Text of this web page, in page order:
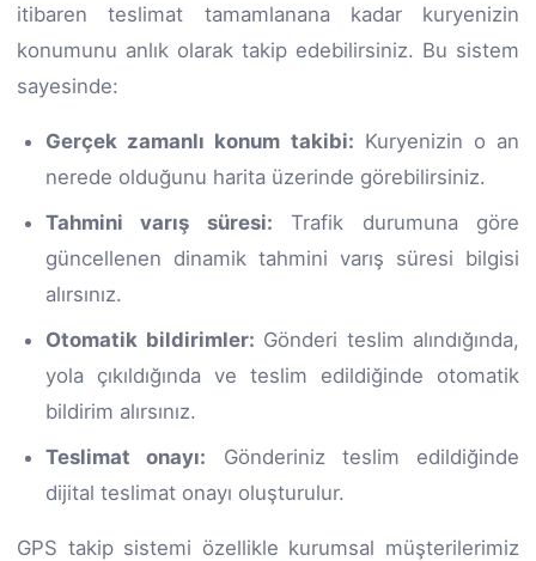
itibaren teslimat tamamlanana kadar kuryenizin
konumunu anlık olarak takip edebilirsiniz. Bu sistem
sayesinde:
Gerçek zamanlı konum takibi: Kuryenizin o an
nerede olduğunu harita üzerinde görebilirsiniz.
Tahmini varış süresi: Trafik durumuna göre
güncellenen dinamik tahmini varış süresi bilgisi
alırsınız.
Otomatik bildirimler: Gönderi teslim alındığında,
yola çıkıldığında ve teslim edildiğinde otomatik
bildirim alırsınız.
Teslimat onayı: Gönderiniz teslim edildiğinde
dijital teslimat onayı oluşturulur.
GPS takip sistemi özellikle kurumsal müşterilerimiz